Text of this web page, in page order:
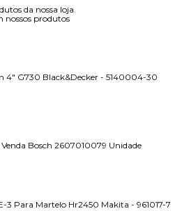
da nossa loja.
nossos produtos
4" G730 Black&Decker - 5140004-30
Bosch 2607010079 Unidade
3 Para Martelo Hr2450 Makita - 961017-7